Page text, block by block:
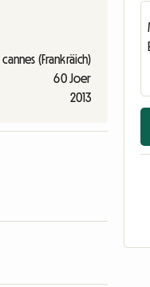
cannes (Frankräich)
60 Joer
2013